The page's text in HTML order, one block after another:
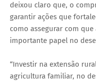
deixou claro que, o
garantir ações que
como assegurar com
importante papel no
“Investir na extensão
agricultura familiar, no